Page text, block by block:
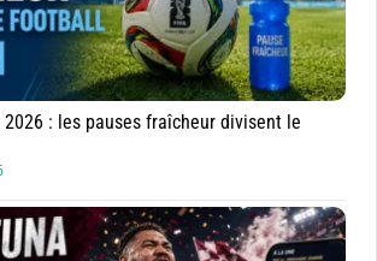
2026 : les pauses fraîcheur divisent le